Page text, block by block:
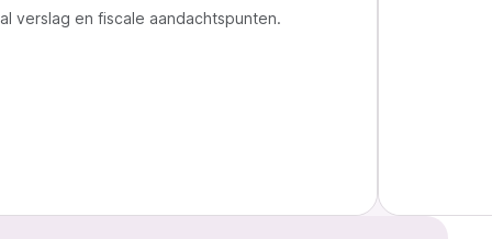
verslag en fiscale aandachtspunten.